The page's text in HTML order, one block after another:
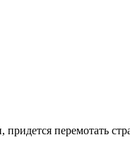
придется перемотать